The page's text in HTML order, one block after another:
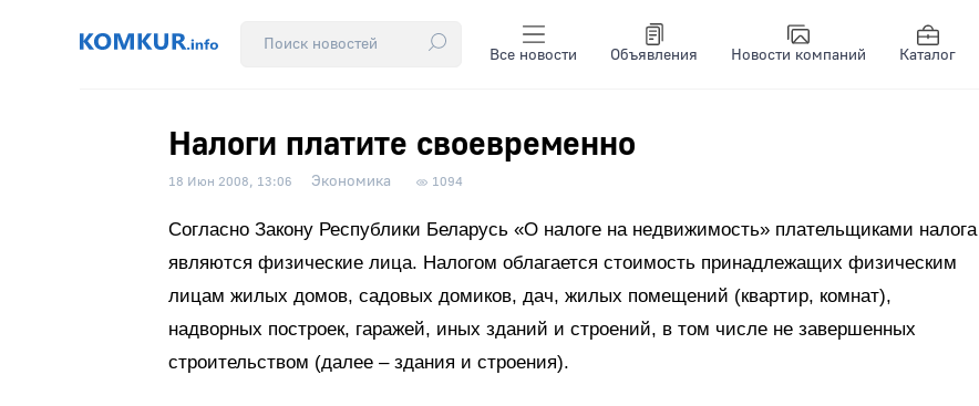
Все новости Объявления Новости компаний Каталог
Налоги платите своевременно
18 Июн 2008, 13:06 Экономика 1094
Согласно Закону Республики Беларусь «О налоге на недвижимость» плательщиками налога
являются физические лица. Налогом облагается стоимость принадлежащих физическим
лицам жилых домов, садовых домиков, дач, жилых помещений (квартир, комнат),
надворных построек, гаражей, иных зданий и строений, в том числе не завершенных
строительством (далее – здания и строения).